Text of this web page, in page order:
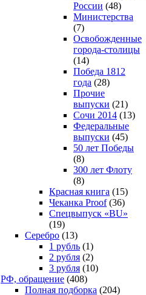
России (48)
Министерства
(7)
Освобожденные
города-столицы
(14)
Победа 1812
года (28)
Прочие
выпуски (21)
Сочи 2014 (13)
Федеральные
выпуски (45)
50 лет Победы
(8)
300 лет Флоту
(8)
Красная книга (15)
Чеканка Proof(36)
Спецвыпуск «BU»
(19)
Серебро (13)
1 рубль (1)
2 рубля (2)
3 рубля (10)
РФ, обращение (408)
Полная подборка (204)